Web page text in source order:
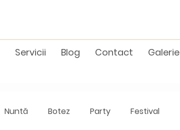
Servicii Blog Contact Galerie
Nuntă Botez Party Festival